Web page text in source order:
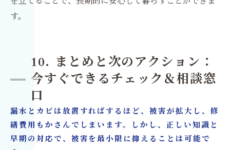
す。
10. まとめと次のアクション：
今すぐできるチェック＆相談窓
口
漏水とカビは放置すればするほど、被害が拡大し、修
繕費用もかさんでしまいます。しかし、正しい知識と
早期の対応で、被害を最小限に抑えることは可能で